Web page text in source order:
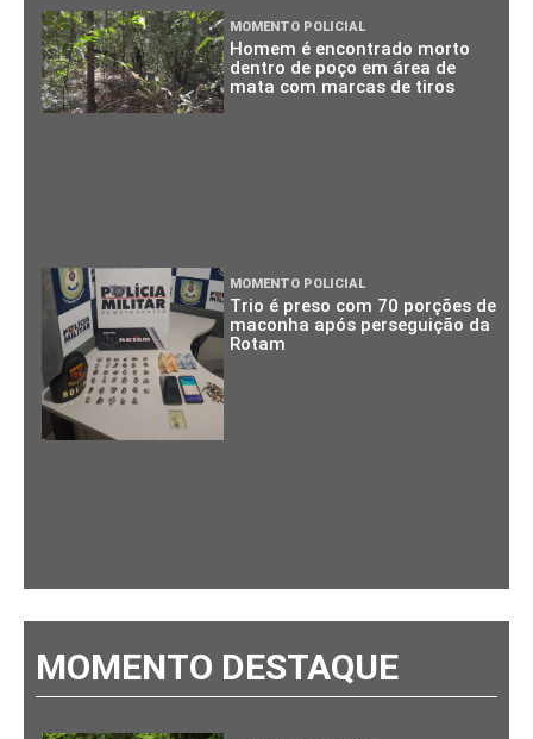
MOMENTO POLICIAL
Homem é encontrado morto
dentro de poço em área de
mata com marcas de tiros
MOMENTO POLICIAL
Trio é preso com 70 porções de
maconha após perseguição da
Rotam
MOMENTO DESTAQUE